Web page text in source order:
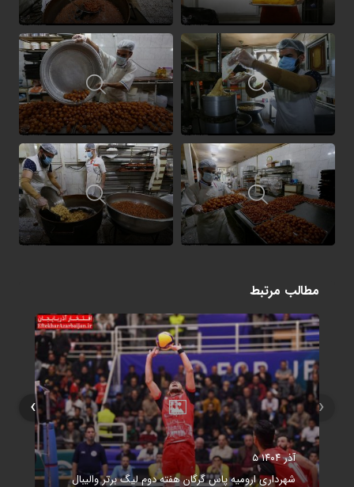
مطالب مرتبط
۵ آذر ۱۴۰۴
شهرداری ارومیه پاس گرگان هفته دوم لیگ برتر والیبال
‹
›